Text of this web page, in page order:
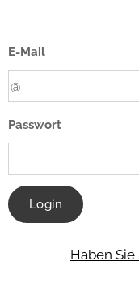
E-Mail
Passwort
Login
Haben